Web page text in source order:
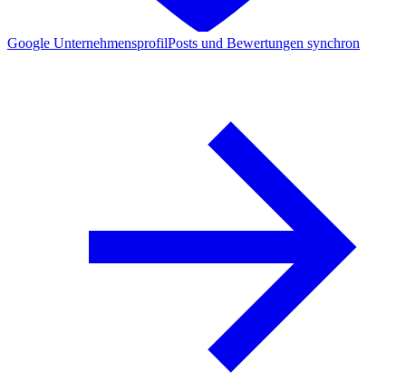
Google UnternehmensprofilPosts und Bewertungen synchron